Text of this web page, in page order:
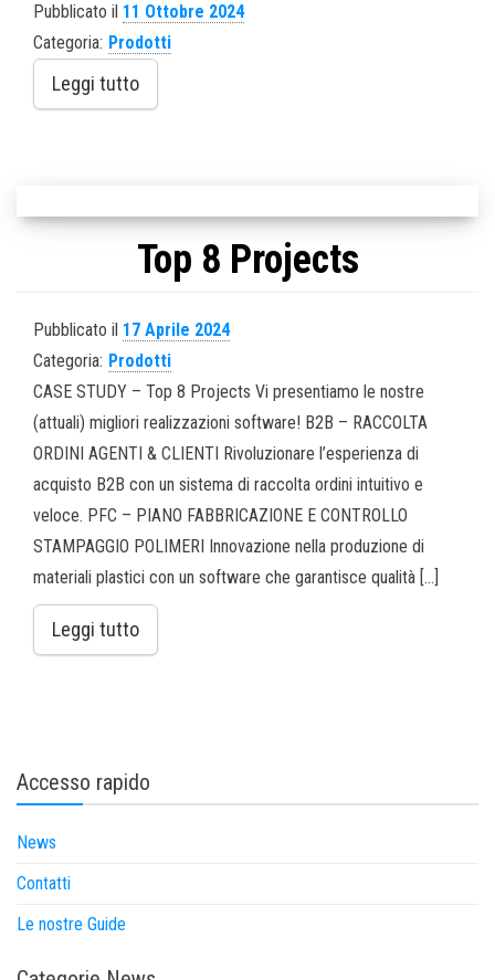
Pubblicato il 11 Ottobre 2024
Categoria: Prodotti
Leggi tutto
Top 8 Projects
Pubblicato il 17 Aprile 2024
Categoria: Prodotti
CASE STUDY – Top 8 Projects Vi presentiamo le nostre
(attuali) migliori realizzazioni software! B2B – RACCOLTA
ORDINI AGENTI & CLIENTI Rivoluzionare l’esperienza di
acquisto B2B con un sistema di raccolta ordini intuitivo e
veloce. PFC – PIANO FABBRICAZIONE E CONTROLLO
STAMPAGGIO POLIMERI Innovazione nella produzione di
materiali plastici con un software che garantisce qualità […]
Leggi tutto
Accesso rapido
News
Contatti
Le nostre Guide